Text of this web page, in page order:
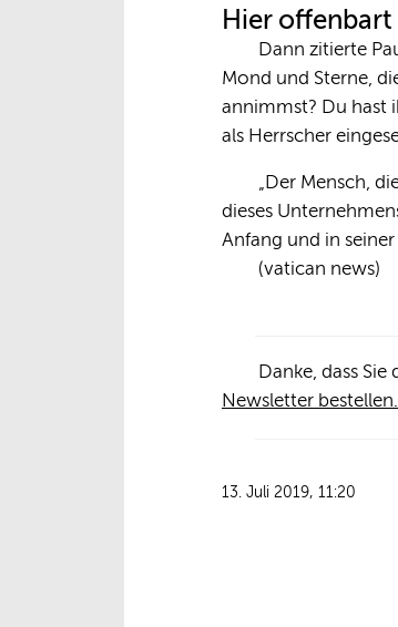
Hier offenbart
Dann zitierte
Mond und Sterne,
annimmst? Du hast
als Herrscher
„Der Mensch,
dieses
Anfang und in
(vatican news)
Danke, dass
Newsletter bestellen.
13. Juli 2019, 11:20